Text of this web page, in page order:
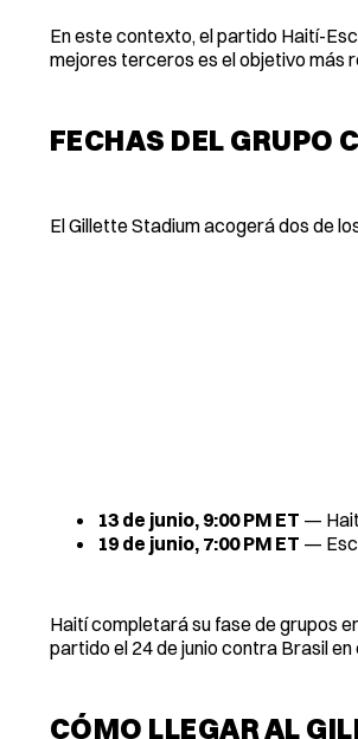
En este contexto, el partido Haití-
mejores terceros es el objetivo más
FECHAS DEL GRUPO
El Gillette Stadium acogerá dos de
13 de junio, 9:00 PM ET —
19 de junio, 7:00 PM ET —
Haití completará su fase de grupos
partido el 24 de junio contra Brasil
CÓMO LLEGAR AL